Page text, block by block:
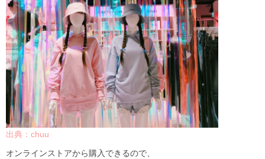
出典：chuu
オンラインストアから購入できるので、